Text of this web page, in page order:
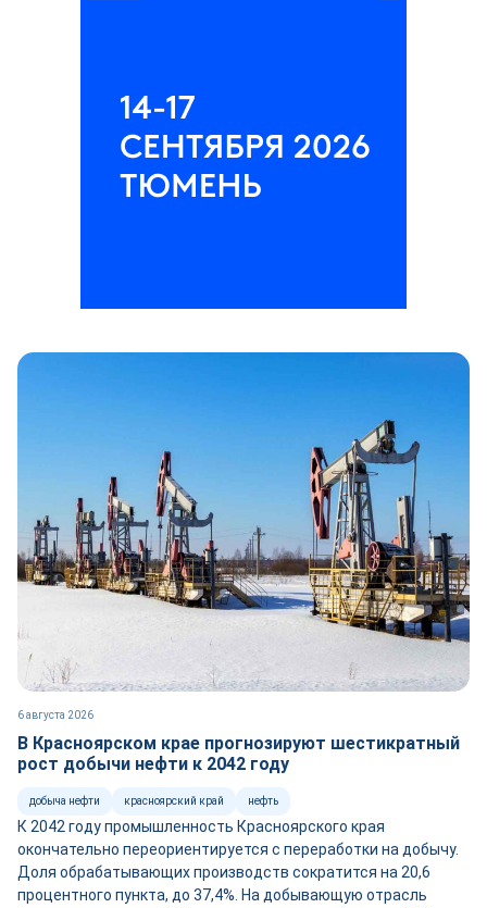
6 августа 2026
В Красноярском крае прогнозируют шестикратный
рост добычи нефти к 2042 году
добыча нефти красноярский край нефть
К 2042 году промышленность Красноярского края
окончательно переориентируется с переработки на добычу.
Доля обрабатывающих производств сократится на 20,6
процентного пункта, до 37,4%. На добывающую отрасль